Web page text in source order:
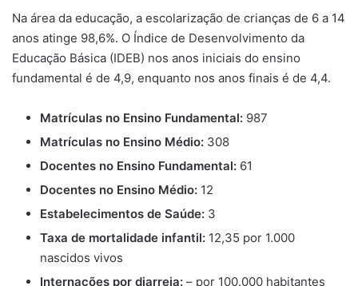
Na área da educação, a escolarização de crianças de 6 a 14
anos atinge 98,6%. O Índice de Desenvolvimento da
Educação Básica (IDEB) nos anos iniciais do ensino
fundamental é de 4,9, enquanto nos anos finais é de 4,4.
Matrículas no Ensino Fundamental: 987
Matrículas no Ensino Médio: 308
Docentes no Ensino Fundamental: 61
Docentes no Ensino Médio: 12
Estabelecimentos de Saúde: 3
Taxa de mortalidade infantil: 12,35 por 1.000
nascidos vivos
Internações por diarreia: – por 100.000 habitantes